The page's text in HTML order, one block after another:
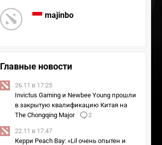
majinbo
Главные новости
26.11 в 17:25
Invictus Gaming и Newbee Young прошли
в закрытую квалификацию Китая на
The Chongqing Major
2
22.11 в 17:47
Керри Peach Bay: «Lil очень опытен и